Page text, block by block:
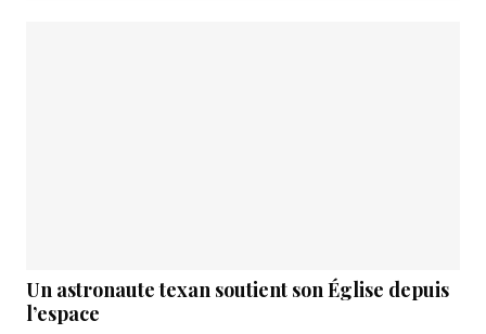
Un astronaute texan soutient son Église depuis
l’espace